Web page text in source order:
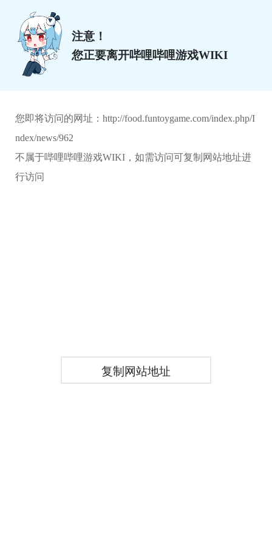
注意！
您正要离开哔哩哔哩游戏WIKI
您即将访问的网址： http://food.funtoygame.com/index.php/I
ndex/news/962
不属于哔哩哔哩游戏WIKI，如需访问可复制网站地址进
行访问
复制网站地址